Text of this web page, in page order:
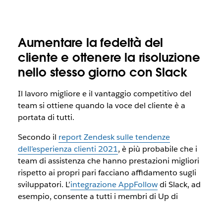
Aumentare la fedeltà del
cliente e ottenere la risoluzione
nello stesso giorno con Slack
Il lavoro migliore e il vantaggio competitivo del
team si ottiene quando la voce del cliente è a
portata di tutti.
Secondo il report Zendesk sulle tendenze
dell’esperienza clienti 2021, è più probabile che i
team di assistenza che hanno prestazioni migliori
rispetto ai propri pari facciano affidamento sugli
sviluppatori. L’integrazione AppFollowdi Slack, ad
esempio, consente a tutti i membri di Up di